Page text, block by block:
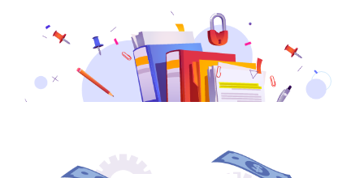
Taşınır İstek Yönetimi
Depo ve taşınır hareketleri talep bazında takip
edilir, stok izlenebilirliği korunur.